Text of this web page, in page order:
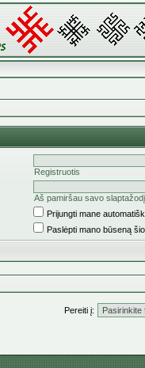
Registruotis
Aš pamiršau savo slaptažodį
Prijungti mane
Paslėpti mano būseną
Pereiti į: